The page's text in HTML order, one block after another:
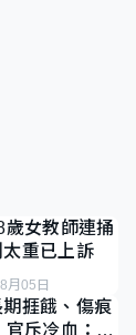
女教師連捅
重已上訴
月05日
捱餓、傷痕
斥冷血：同